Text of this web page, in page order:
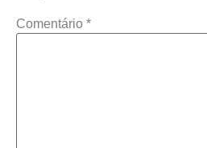
Comentário *